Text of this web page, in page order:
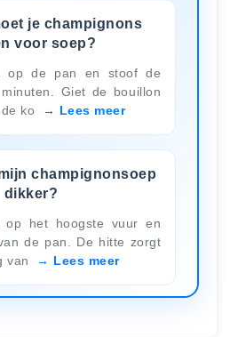
je champignons
voor soep?
op de pan en stoof de
Giet de bouillon
ko
Lees meer
champignonsoep
dikker?
op het hoogste vuur en
de pan. De hitte zorgt
van
Lees meer